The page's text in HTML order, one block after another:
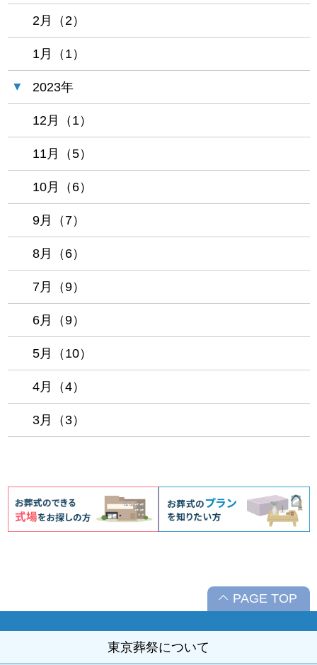
2月（2）
1月（1）
2023年
12月（1）
11月（5）
10月（6）
9月（7）
8月（6）
7月（9）
6月（9）
5月（10）
4月（4）
3月（3）
PAGE TOP
東京葬祭について